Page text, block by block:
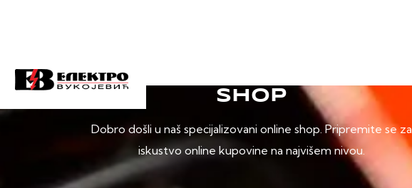
SHOP
Dobro došli u naš specijalizovani online shop. Pripremite se za
iskustvo online kupovine na najvišem nivou.